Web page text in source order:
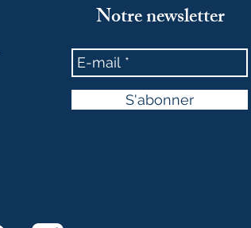
Notre newsletter
S'abonner